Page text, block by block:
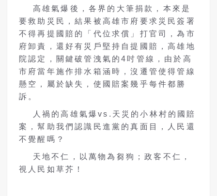
高雄氣爆後，各界的大筆捐款，本來是
要救助災民，結果被高雄市府要求災民簽署
不得再提國賠的「代位求償」打官司，為市
府卸責，還好有災戶堅持自提國賠，高雄地
院認定，關鍵破管洩氣的4吋管線，由於高
市府當年施作排水箱涵時，沒遷管使得管線
懸空，屬於缺失，使國賠案幾乎每件都勝
訴。
人禍的高雄氣爆vs.天災的小林村的國賠
案，幫助我們認識民進黨的真面目，人民還
不覺醒嗎？
天地不仁，以萬物為芻狗；政客不仁，
視人民如草芥！